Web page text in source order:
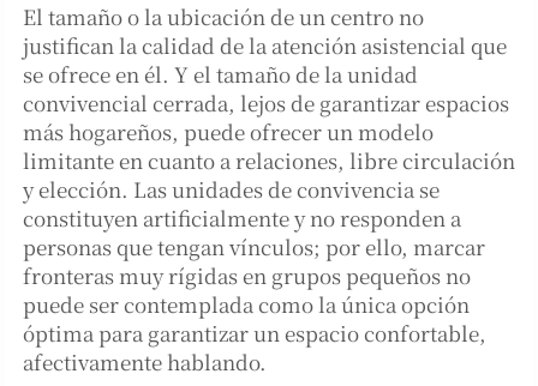
El tamaño o la ubicación de un centro no
justifican la calidad de la atención asistencial que
se ofrece en él. Y el tamaño de la unidad
convivencial cerrada, lejos de garantizar espacios
más hogareños, puede ofrecer un modelo
limitante en cuanto a relaciones, libre circulación
y elección. Las unidades de convivencia se
constituyen artificialmente y no responden a
personas que tengan vínculos; por ello, marcar
fronteras muy rígidas en grupos pequeños no
puede ser contemplada como la única opción
óptima para garantizar un espacio confortable,
afectivamente hablando.